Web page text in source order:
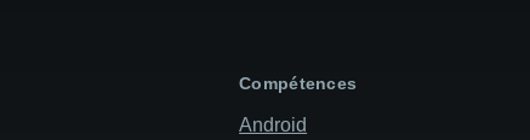
Compétences
Android